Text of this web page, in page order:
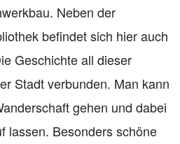
Neben der
befindet sich hier auch
Geschichte all dieser
Stadt verbunden. Man kann
gehen und dabei
lassen. Besonders schöne